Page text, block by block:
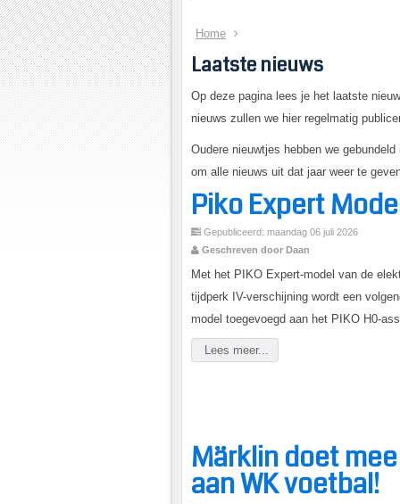
Home
Laatste nieuws
Op deze pagina lees je het laatste
nieuws zullen we hier regelmatig
Oudere nieuwtjes hebben we
om alle nieuws uit dat jaar weer te
Piko Expert
Gepubliceerd: maandag 06 juli 2026
Geschreven door Daan
Met het PIKO Expert-model van de
tijdperk IV-verschijning wordt een
model toegevoegd aan het PIKO H0-
Lees meer...
Märklin doet mee
aan WK voetbal!